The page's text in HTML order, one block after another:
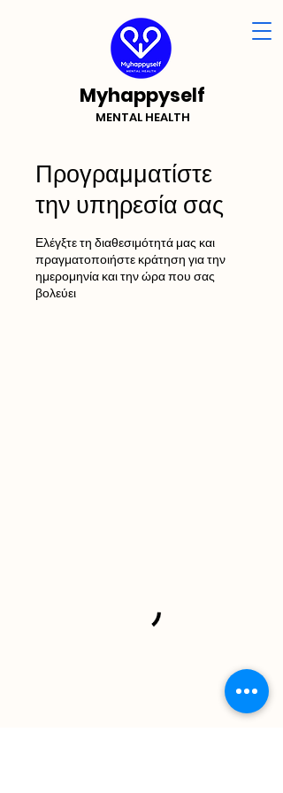
Myhappyself
MENTAL HEALTH
Προγραμματίστε
την υπηρεσία σας
Ελέγξτε τη διαθεσιμότητά μας και
πραγματοποιήστε κράτηση για την
ημερομηνία και την ώρα που σας
βολεύει